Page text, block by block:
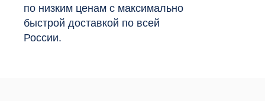
по низким ценам с максимально
быстрой доставкой по всей
России.